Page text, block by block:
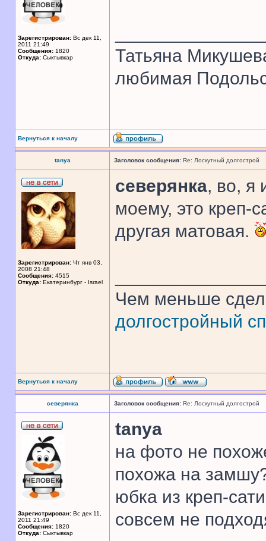
Зарегистрирован: Вс дек 11,
2011 21:49
Сообщения: 1820
Откуда: Сыктывкар
Татьяна
любимая
Вернуться к началу
tanya Заголовок сообщения: Re: Лоскутный долгострой
Зарегистрирован: Чт янв 03,
2008 21:48
Сообщения: 4515
Откуда: Екатеринбург - Israel
северянка, во, я
моему, это креп-
другая матовая.
Чем меньше
долгостройный
Вернуться к началу
северянка Заголовок сообщения: Re: Лоскутный долгострой
Зарегистрирован: Вс дек 11,
2011 21:49
Сообщения: 1820
Откуда: Сыктывкар
tanya
на фото не
похожа на
юбка из креп-
совсем не